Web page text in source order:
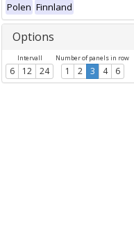
Polen Finnland
Options
Intervall
6 12 24
Number of panels in row
1 2 3 4 6